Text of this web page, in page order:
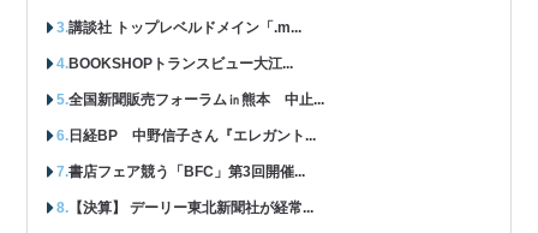
講談社 トップレベルドメイン「.m...
BOOKSHOPトランスビュー大江...
全国新聞販売フォーラム㏌熊本 中止...
日経BP 中野信子さん『エレガント...
書店フェア競う「BFC」第3回開催...
【決算】 デーリー東北新聞社が経常...